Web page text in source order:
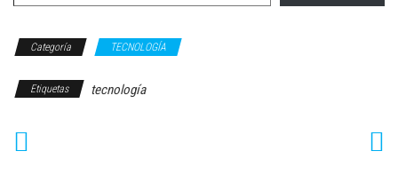
Categoría TECNOLOGÍA
Etiquetas tecnología